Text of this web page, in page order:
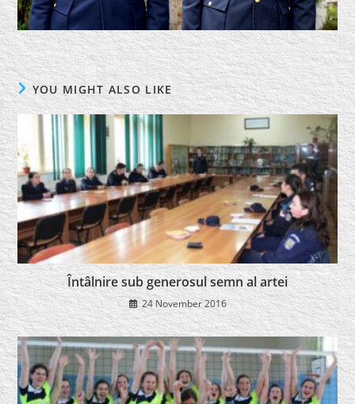
YOU MIGHT ALSO LIKE
Întâlnire sub generosul semn al artei
24 November 2016